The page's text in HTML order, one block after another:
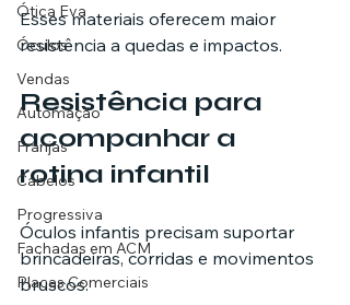
Ótica Eva
Óculos
Vendas
Automação
Franjas
Cabelos
Progressiva
Fachadas em ACM
Placas Comerciais
Esses materiais oferecem maior
resistência a quedas e impactos.
Resistência para
acompanhar a
rotina infantil
Óculos infantis precisam suportar
brincadeiras, corridas e movimentos
bruscos.